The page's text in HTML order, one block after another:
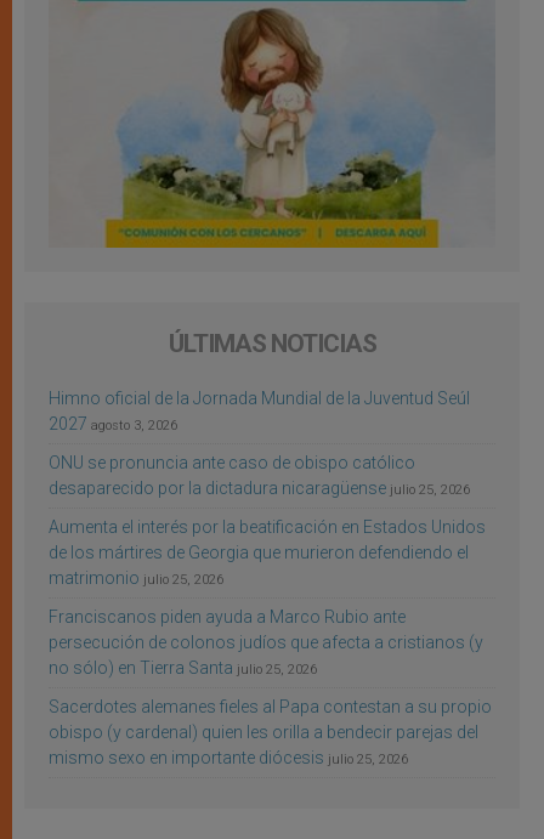
ÚLTIMAS NOTICIAS
Himno oficial de la Jornada Mundial de la Juventud Seúl
2027 agosto 3, 2026
ONU se pronuncia ante caso de obispo católico
desaparecido por la dictadura nicaragüense julio 25, 2026
Aumenta el interés por la beatificación en Estados Unidos
de los mártires de Georgia que murieron defendiendo el
matrimonio julio 25, 2026
Franciscanos piden ayuda a Marco Rubio ante
persecución de colonos judíos que afecta a cristianos (y
no sólo) en Tierra Santa julio 25, 2026
Sacerdotes alemanes fieles al Papa contestan a su propio
obispo (y cardenal) quien les orilla a bendecir parejas del
mismo sexo en importante diócesis julio 25, 2026